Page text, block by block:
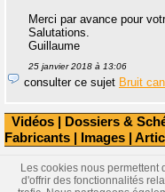
Vidéos | Dossiers &
Fabricants | Images |
Merci par avance pour
Salutations.
Guillaume
25 janvier 2018 à 13:06
consulter ce sujet Bruit
Les cookies nous
d'offrir des fonctionnalités